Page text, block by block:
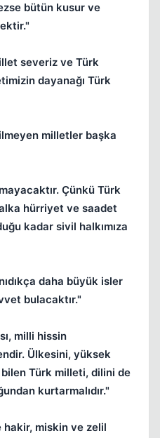
bütün kusur ve
severiz ve Türk
dayanağı Türk
milletler başka
Çünkü Türk
hürriyet ve saadet
kadar sivil halkımıza
daha büyük isler
bulacaktır."
milli hissin
Ülkesini, yüksek
bilen Türk milleti, dilini de
kurtarmalıdır."
miskin ve zelil